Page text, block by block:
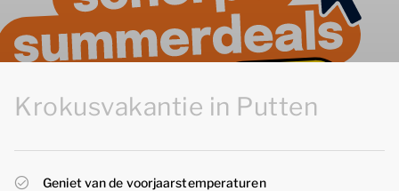
Krokusvakantie in Putten
Geniet van de voorjaarstemperaturen